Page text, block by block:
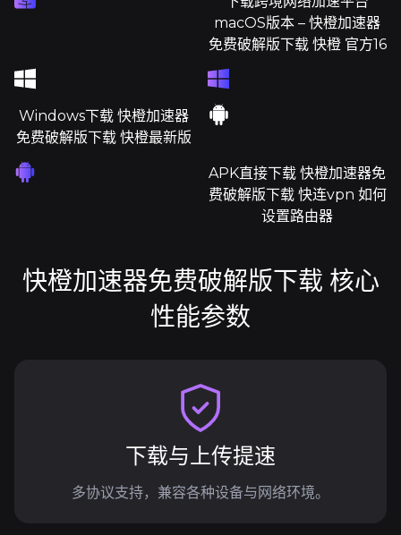
macOS版本 – 快橙加速器
免费破解版下载 快橙 官方16
Windows下载 快橙加速器
免费破解版下载 快橙最新版
APK直接下载 快橙加速器免
费破解版下载 快连vpn 如何
设置路由器
快橙加速器免费破解版下载 核心
性能参数
下载与上传提速
多协议支持，兼容各种设备与网络环境。